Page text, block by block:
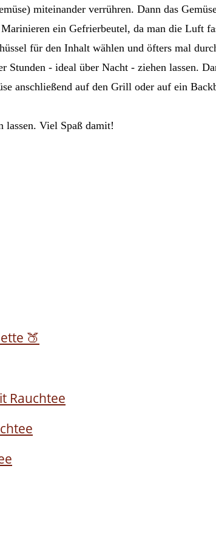
miteinander verrühren. Dann das
ein Gefrierbeutel, da man die Luft
für den Inhalt wählen und öfters mal
Stunden - ideal über Nacht - ziehen lassen.
anschließend auf den Grill oder auf ein
lassen. Viel Spaß damit!
🍑
Rauchtee